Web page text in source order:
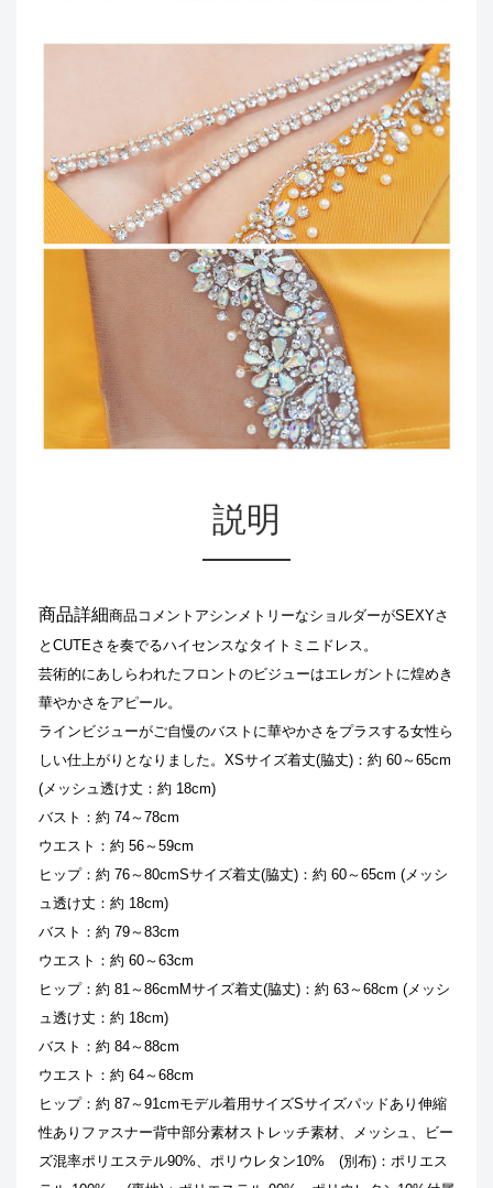
説明
商品詳細商品コメント アシンメトリーなショルダーがSEXYさ
とCUTEさを奏でるハイセンスなタイトミニドレス。
芸術的にあしらわれたフロントのビジューはエレガントに煌めき
華やかさをアピール。
ラインビジューがご自慢のバストに華やかさをプラスする女性ら
しい仕上がりとなりました。 XSサイズ着丈(脇丈)：約 60～65cm
(メッシュ透け丈：約 18cm)
バスト：約 74～78cm
ウエスト：約 56～59cm
ヒップ：約 76～80cmSサイズ着丈(脇丈)：約 60～65cm (メッシ
ュ透け丈：約 18cm)
バスト：約 79～83cm
ウエスト：約 60～63cm
ヒップ：約 81～86cm Mサイズ着丈(脇丈)：約 63～68cm (メッシ
ュ透け丈：約 18cm)
バスト：約 84～88cm
ウエスト：約 64～68cm
ヒップ：約 87～91cmモデル着用サイズSサイズパッドあり 伸縮
性あり ファスナー背中部分素材ストレッチ素材、メッシュ、ビー
ズ混率ポリエステル90%、ポリウレタン10% (別布)：ポリエス